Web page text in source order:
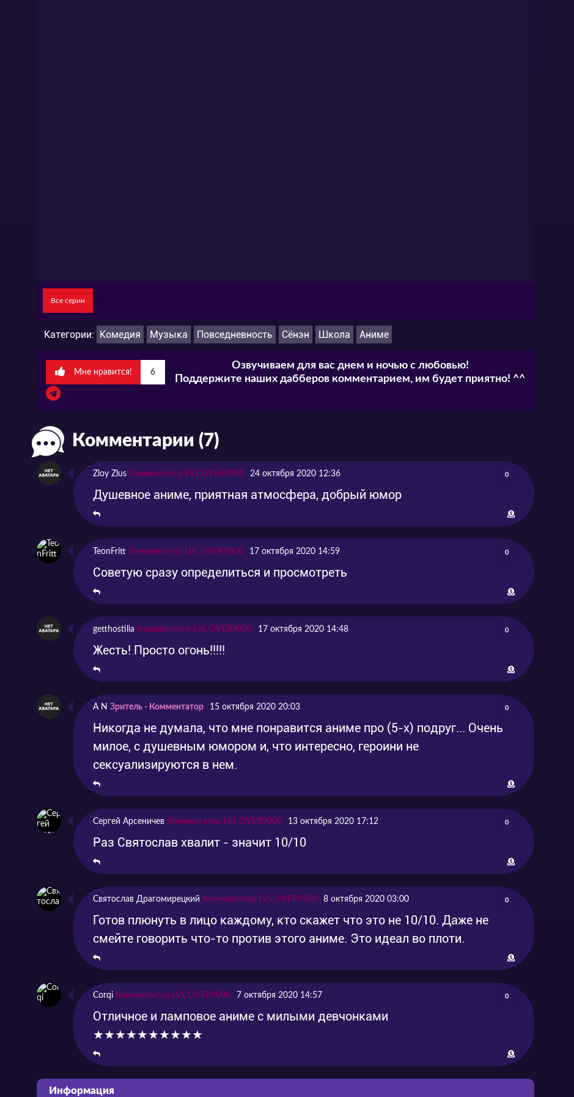
Все серии
Категории: Комедия Музыка Повседневность Сёнэн Школа Аниме
Мне нравится! 6
Озвучиваем для вас днем и ночью с любовью!
Поддержите наших дабберов комментарием, им будет приятно! ^^
Комментарии (7)
Zloy Zlus Комментатор LVL OVER9000 24 октября 2020 12:36 0
Душевное аниме, приятная атмосфера, добрый юмор
TeonFritt Комментатор LVL OVER9000 17 октября 2020 14:59 0
Советую сразу определиться и просмотреть
getthostilia Комментатор LVL OVER9000 17 октября 2020 14:48 0
Жесть! Просто огонь!!!!!
A N Зритель - Комментатор 15 октября 2020 20:03 0
Никогда не думала, что мне понравится аниме про (5-х) подруг... Очень
милое, с душевным юмором и, что интересно, героини не
сексуализируются в нем.
Сергей Арсеничев Комментатор LVL OVER9000 13 октября 2020 17:12 0
Раз Святослав хвалит - значит 10/10
Святослав Драгомирецкий Комментатор LVL OVER9000 8 октября 2020 03:00 0
Готов плюнуть в лицо каждому, кто скажет что это не 10/10. Даже не
смейте говорить что-то против этого аниме. Это идеал во плоти.
Corqi Комментатор LVL OVER9000 7 октября 2020 14:57 0
Отличное и ламповое аниме с милыми девчонками
★★★★★★★★★★
Информация